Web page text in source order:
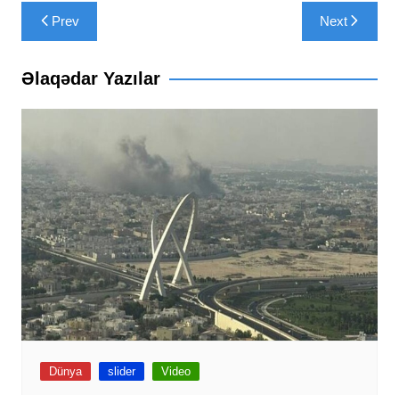
Yazı
naviqasiyası
Prev Next
Əlaqədar Yazılar
Dünya slider Video